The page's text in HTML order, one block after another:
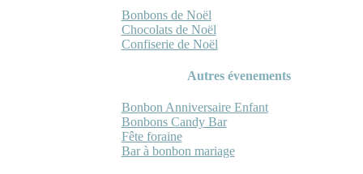
Bonbons de Noël
Chocolats de Noël
Confiserie de Noël
Autres évenements
Bonbon Anniversaire Enfant
Bonbons Candy Bar
Fête foraine
Bar à bonbon mariage